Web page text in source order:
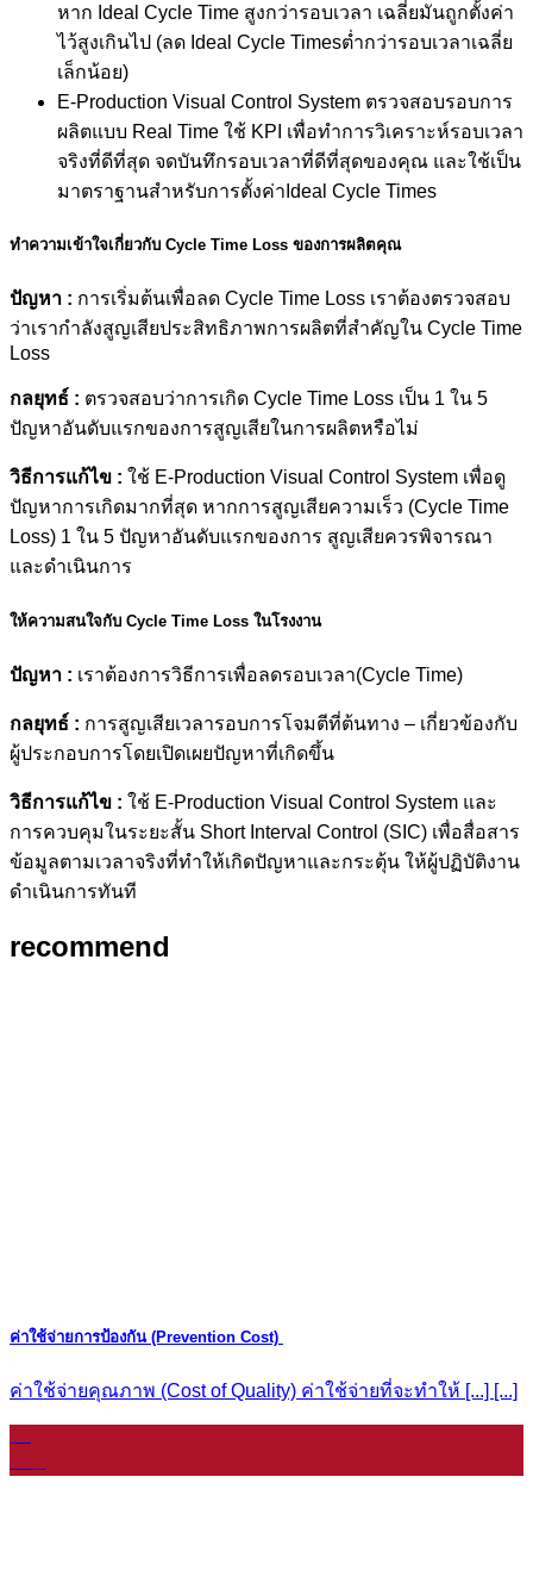
หาก Ideal Cycle Time สูงกว่ารอบเวลา เฉลี่ยมันถูกตั้งค่า
ไว้สูงเกินไป (ลด Ideal Cycle Timesต่ำกว่ารอบเวลาเฉลี่ย
เล็กน้อย)
E-Production Visual Control System ตรวจสอบรอบการ
ผลิตแบบ Real Time ใช้ KPI เพื่อทำการวิเคราะห์รอบเวลา
จริงที่ดีที่สุด จดบันทึกรอบเวลาที่ดีที่สุดของคุณ และใช้เป็น
มาตราฐานสำหรับการตั้งค่าIdeal Cycle Times
ทำความเข้าใจเกี่ยวกับ Cycle Time Loss ของการผลิตคุณ
ปัญหา : การเริ่มต้นเพื่อลด Cycle Time Loss เราต้องตรวจสอบ
ว่าเรากำลังสูญเสียประสิทธิภาพการผลิตที่สำคัญใน Cycle Time
Loss
กลยุทธ์ : ตรวจสอบว่าการเกิด Cycle Time Loss เป็น 1 ใน 5
ปัญหาอันดับแรกของการสูญเสียในการผลิตหรือไม่
วิธีการแก้ไข : ใช้ E-Production Visual Control System เพื่อดู
ปัญหาการเกิดมากที่สุด หากการสูญเสียความเร็ว (Cycle Time
Loss) 1 ใน 5 ปัญหาอันดับแรกของการ สูญเสียควรพิจารณา
และดำเนินการ
ให้ความสนใจกับ Cycle Time Loss ในโรงงาน
ปัญหา : เราต้องการวิธีการเพื่อลดรอบเวลา(Cycle Time)
กลยุทธ์ : การสูญเสียเวลารอบการโจมตีที่ต้นทาง – เกี่ยวข้องกับ
ผู้ประกอบการโดยเปิดเผยปัญหาที่เกิดขึ้น
วิธีการแก้ไข : ใช้ E-Production Visual Control System และ
การควบคุมในระยะสั้น Short Interval Control (SIC) เพื่อสื่อสาร
ข้อมูลตามเวลาจริงที่ทำให้เกิดปัญหาและกระตุ้น ให้ผู้ปฏิบัติงาน
ดำเนินการทันที
recommend
ค่าใช้จ่ายการป้องกัน (Prevention Cost)
ค่าใช้จ่ายคุณภาพ (Cost of Quality) ค่าใช้จ่ายที่จะทำให้ [...] [...]